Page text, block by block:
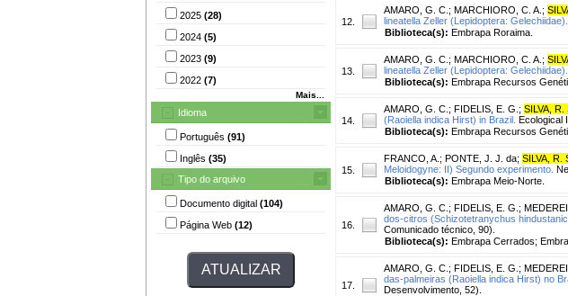
2025 (28)
2024 (5)
2023 (9)
2022 (7)
Mais...
Idioma
Português (91)
Inglês (35)
Tipo do arquivo
Documento digital (104)
Página Web (12)
12.
AMARO, G. C. ; MARCHIORO, C. A. ;
lineatella Zeller (Lepidoptera: Gelechiidae).
Biblioteca(s): Embrapa Roraima.
13.
AMARO, G. C. ; MARCHIORO, C. A. ;
lineatella Zeller (Lepidoptera: Gelechiidae).
Biblioteca(s): Embrapa Recursos
14.
AMARO, G. C. ; FIDELIS, E. G. ; SILVA, R.
(Raoiella indica Hirst) in Brazil. Ecological
Biblioteca(s): Embrapa Recursos
15.
FRANCO, A. ; PONTE, J. J. da; SILVA, R.
Meloidogyne: II) Segundo experimento.
Biblioteca(s): Embrapa Meio-Norte.
16.
AMARO, G. C. ; FIDELIS, E. G. ;
dos-citros (Schizotetranychus
Comunicado técnico, 90).
Biblioteca(s): Embrapa Cerrados;
17.
AMARO, G. C. ; FIDELIS, E. G. ;
das-palmeiras (Raoiella indica Hirst) no
Desenvolvimento, 52).